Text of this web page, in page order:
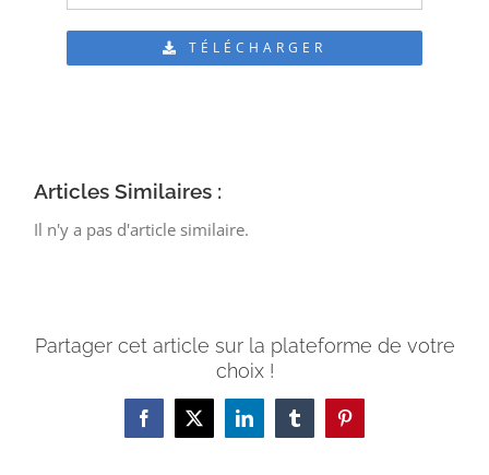
TÉLÉCHARGER
Articles Similaires :
Il n'y a pas d'article similaire.
Partager cet article sur la plateforme de votre
choix !
Facebook
X LinkedInTumblrPinterest